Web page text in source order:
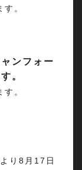
。
ンフォー
。
。
り8月17日